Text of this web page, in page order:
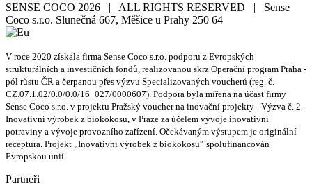
SENSE COCO 2026 | ALL RIGHTS RESERVED | Sense
Coco s.r.o. Slunečná 667, Měšice u Prahy 250 64
V roce 2020 získala firma Sense Coco s.r.o. podporu z Evropských
strukturálních a investičních fondů, realizovanou skrz Operační program Praha -
pól růstu ČR a čerpanou přes výzvu Specializovaných voucherů (reg. č.
CZ.07.1.02/0.0/0.0/16_027/0000607). Podpora byla mířena na účast firmy
Sense Coco s.r.o. v projektu Pražský voucher na inovační projekty - Výzva č. 2 -
Inovativní výrobek z biokokosu, v Praze za účelem vývoje inovativní
potraviny a vývoje provozního zařízení. Očekávaným výstupem je originální
receptura. Projekt „Inovativní výrobek z biokokosu“ spolufinancován
Evropskou unií.
Partneři